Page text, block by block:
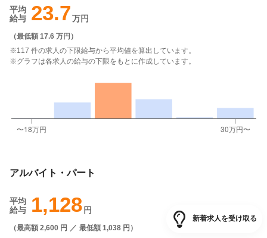
平均
給与 23.7万円
（最低額 17.6 万円 ）
※117 件の求人の下限給与から平均値を算出しています。
※グラフは各求人の給与の下限をもとに作成しています。
アルバイト・パート
平均
給与
1,128 円
（最高額 2,600 円 ／ 最低額 1,038 円 ）
新着求人を受け取る